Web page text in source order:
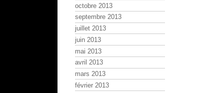
octobre 2013
septembre 2013
juillet 2013
juin 2013
mai 2013
avril 2013
mars 2013
février 2013